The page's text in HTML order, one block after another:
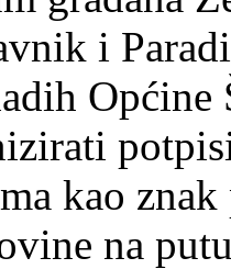
i
Općine
kao
na